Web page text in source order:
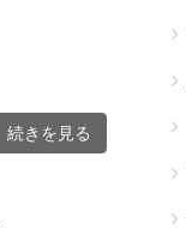
続きを見る